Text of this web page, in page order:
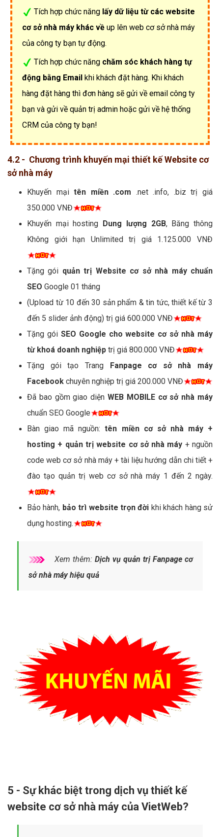
Tích hợp chức năng lấy dữ liệu từ các website
cơ sở nhà máy khác về up lên web cơ sở nhà máy
của công ty bạn tự động.
Tích hợp chức năng chăm sóc khách hàng tự
động bằng Email khi khách đặt hàng. Khi khách
hàng đặt hàng thì đơn hàng sẽ gửi về email công ty
bạn và gửi về quản trị admin hoặc gửi về hệ thống
CRM của công ty bạn!
4.2 - Chương trình khuyến mại thiết kế Website cơ
sở nhà máy
Khuyến mạitên miền .com .net .info, .biz trị giá
350.000 VNĐ
Khuyến mại hosting Dung lượng 2GB, Băng thông
Không giới hạn Unlimited trị giá 1.125.000 VNĐ
Tặng gói quản trị Website cơ sở nhà máy chuẩn
SEO Google 01 tháng
(Upload từ 10 đến 30 sản phẩm & tin tức, thiết kế từ 3
đến 5 slider ảnh động) trị giá 600.000 VNĐ
Tặng gói SEO Google cho website cơ sở nhà máy
từ khoá doanh nghiệp trị giá 800.000 VNĐ
Tặng gói tạo Trang Fanpage cơ sở nhà máy
Facebook chuyên nghiệp trị giá 200.000 VNĐ
Đã bao gồm giao diện WEB MOBILE cơ sở nhà máy
chuẩn SEO Google
Bàn giao mã nguồn:tên miền cơ sở nhà máy +
hosting + quản trị website cơ sở nhà máy + nguồn
code web cơ sở nhà máy + tài liệu hướng dẫn chi tiết +
đào tạo quản trị web cơ sở nhà máy 1 đến 2 ngày.
Bảo hành, bảo trì website trọn đời khi khách hàng sử
dụng hosting.
Xem thêm: Dịch vụ quản trị Fanpage cơ
sở nhà máy hiệu quả
5 - Sự khác biệt trong dịch vụ thiết kế
website cơ sở nhà máy của VietWeb?